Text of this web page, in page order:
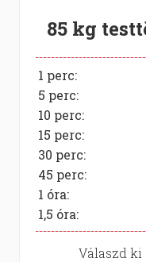
85 kg
1 perc:
5 perc:
10 perc:
15 perc:
30 perc:
45 perc:
1 óra:
1,5 óra:
Válaszd ki